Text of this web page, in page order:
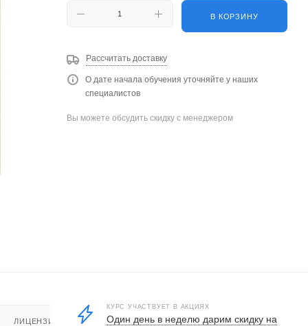
В КОРЗИНУ
Рассчитать доставку
О дате начала обучения уточняйте у наших
специалистов
Вы можете обсудить скидку с менеджером
ЛИЦЕНЗИЯ
КУРС УЧАСТВУЕТ В АКЦИЯХ
Один день в неделю дарим скидку на